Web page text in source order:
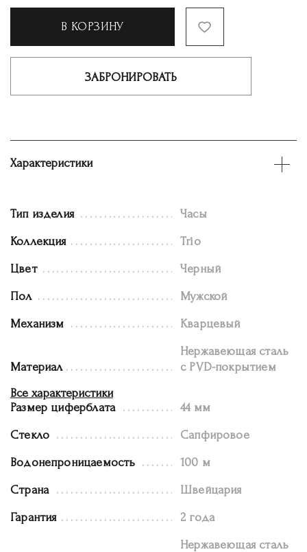
В КОРЗИНУ
ЗАБРОНИРОВАТЬ
Характеристики
Тип изделия Часы
Коллекция Trio
Цвет Черный
Пол Мужской
Механизм Кварцевый
Материал
Нержавеющая сталь
с PVD-покрытием
Все характеристики
Размер циферблата
44 мм
Стекло Сапфировое
Водонепроницаемость 100 м
Страна Швейцария
Гарантия 2 года
Нержавеющая сталь